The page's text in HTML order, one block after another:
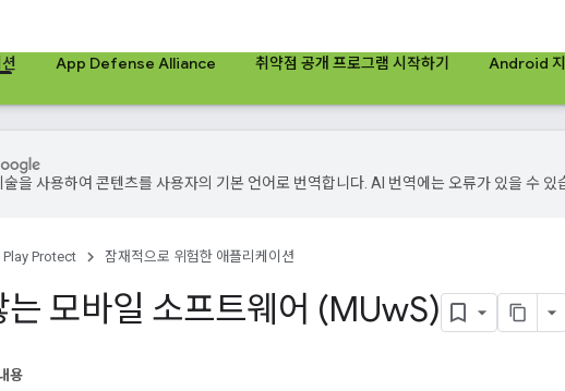
App Defense Alliance 취약점 공개 프로그램 시작하기 Android 지
술을 사용하여 콘텐츠를 사용자의 기본 언어로 번역합니다. AI 번역에는 오류가 있을 수 있
Play Protect 잠재적으로 위험한 애플리케이션
는 모바일 소프트웨어 (MUwS)
용